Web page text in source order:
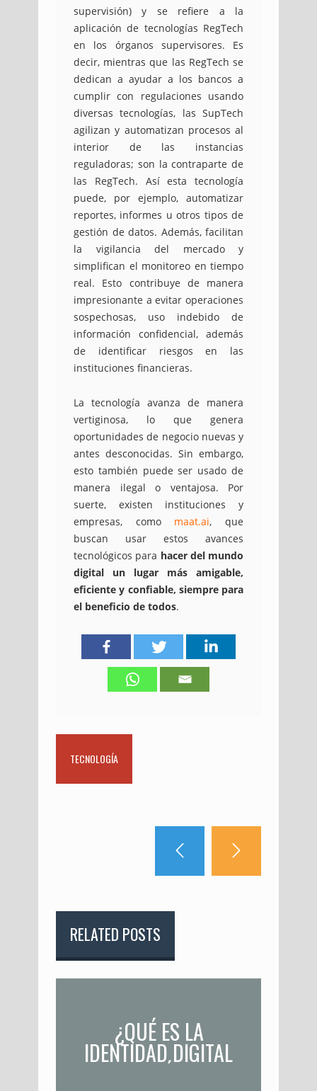
supervisión) y se refiere a la
aplicación de tecnologías RegTech
en los órganos supervisores. Es
decir, mientras que las RegTech se
dedican a ayudar a los bancos a
cumplir con regulaciones usando
diversas tecnologías, las SupTech
agilizan y automatizan procesos al
interior de las instancias
reguladoras; son la contraparte de
las RegTech. Así esta tecnología
puede, por ejemplo, automatizar
reportes, informes u otros tipos de
gestión de datos. Además, facilitan
la vigilancia del mercado y
simplifican el monitoreo en tiempo
real. Esto contribuye de manera
impresionante a evitar operaciones
sospechosas, uso indebido de
información confidencial, además
de identificar riesgos en las
instituciones financieras.
La tecnología avanza de manera
vertiginosa, lo que genera
oportunidades de negocio nuevas y
antes desconocidas. Sin embargo,
esto también puede ser usado de
manera ilegal o ventajosa. Por
suerte, existen instituciones y
empresas, como maat.ai, que
buscan usar estos avances
tecnológicos para hacer del mundo
digital un lugar más amigable,
eficiente y confiable, siempre para
el beneficio de todos.
TECNOLOGÍA
RELATED POSTS
¿QUÉ ES LA
IDENTIDAD DIGITAL
Y POR QUÉ ES TAN